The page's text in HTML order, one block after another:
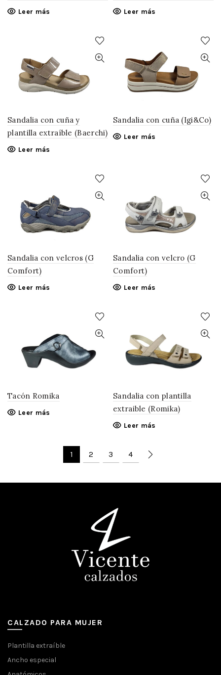
Leer más Leer más
Sandalia con cuña y
plantilla extraíble (Baerchi)
Leer más
Sandalia con cuña (Igi&Co)
Leer más
Sandalia con velcros (G
Comfort)
Leer más
Sandalia con velcro (G
Comfort)
Leer más
Tacón Romika
Leer más
Sandalia con plantilla
extraible (Romika)
Leer más
1 2 3 4
CALZADO PARA MUJER
Plantilla extraíble
Ancho especial